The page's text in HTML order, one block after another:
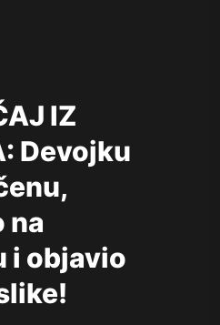
IZ
Devojku
na
i objavio